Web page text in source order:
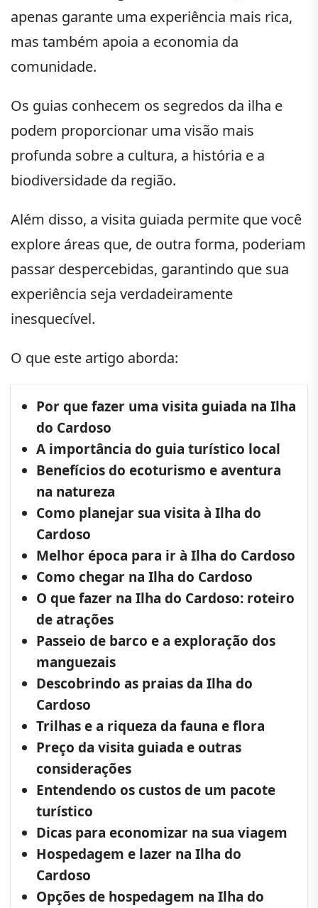
apenas garante uma experiência mais rica,
mas também apoia a economia da
comunidade.
Os guias conhecem os segredos da ilha e
podem proporcionar uma visão mais
profunda sobre a cultura, a história e a
biodiversidade da região.
Além disso, a visita guiada permite que você
explore áreas que, de outra forma, poderiam
passar despercebidas, garantindo que sua
experiência seja verdadeiramente
inesquecível.
O que este artigo aborda:
Por que fazer uma visita guiada na Ilha
do Cardoso
A importância do guia turístico local
Benefícios do ecoturismo e aventura
na natureza
Como planejar sua visita à Ilha do
Cardoso
Melhor época para ir à Ilha do Cardoso
Como chegar na Ilha do Cardoso
O que fazer na Ilha do Cardoso: roteiro
de atrações
Passeio de barco e a exploração dos
manguezais
Descobrindo as praias da Ilha do
Cardoso
Trilhas e a riqueza da fauna e flora
Preço da visita guiada e outras
considerações
Entendendo os custos de um pacote
turístico
Dicas para economizar na sua viagem
Hospedagem e lazer na Ilha do
Cardoso
Opções de hospedagem na Ilha do